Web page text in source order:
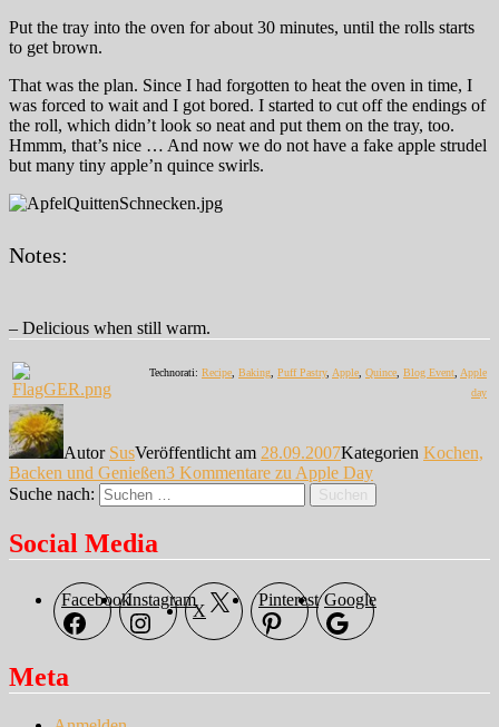
Put the tray into the oven for about 30 minutes, until the rolls starts
to get brown.
That was the plan. Since I had forgotten to heat the oven in time, I
was forced to wait and I got bored. I started to cut off the endings of
the roll, which didn’t look so neat and put them on the tray, too.
Hmmm, that’s nice … And now we do not have a fake apple strudel
but many tiny apple’n quince swirls.
Notes:
– Delicious when still warm.
Technorati: Recipe Baking Puff Pastry, Apple Quince Blog Event Apple
day
Autor SusVeröffentlicht am 28.09.2007Kategorien Kochen,
Backen und Genießen3 Kommentare zu Apple Day
Suche nach:
Suchen
Social Media
FacebookInstagram
X
Pinterest Google
Meta